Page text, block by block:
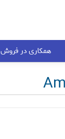
همکاری در فروش